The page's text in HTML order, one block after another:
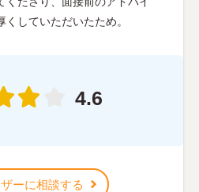
していただいたため。
4.6
ーに相談する